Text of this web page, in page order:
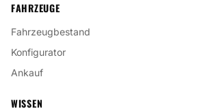
FAHRZEUGE
Fahrzeugbestand
Konfigurator
Ankauf
WISSEN